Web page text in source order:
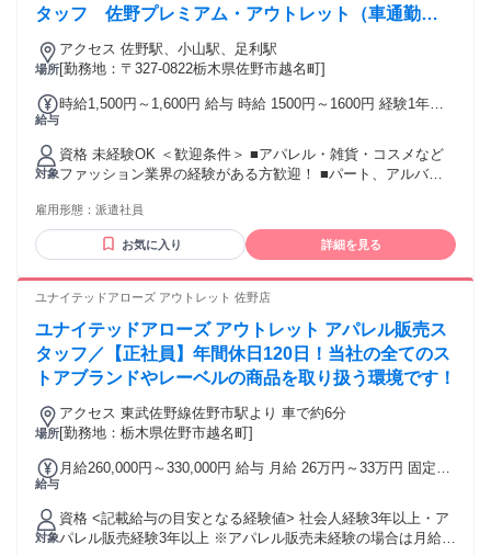
タッフ 佐野プレミアム・アウトレット（車通勤
OK）
場所
アクセス 佐野駅、小山駅、足利駅
[勤務地：〒327-0822栃木県佐野市越名町]
給与
時給1,500円～1,600円 給与 時給 1500円～1600円 経験1年以
就業1年後には必ず1600円に昇給します！ 【キャリア手当10
万円】エントリーした職種の経験が2年以上・フルタイム勤務
可能な方は、全員がキャリア手当の対象となります。なんと
《10万円》を1ヶ月勤務後の給与にて一括支給するスタブリだ
で通勤する場合は、交通費全額支給いたします。 車通勤の場
合は、駐車場無料、ガソリン代一部支給となります。
対象
資格 未経験OK ＜歓迎条件＞ ■アパレル・雑貨・コスメなど
ファッション業界の経験がある方歓迎！ ■パート、アルバイ
など、他業種からの転職も大歓迎です。 【将来的には正社員
も目指せる！】 スタッフブリッジでは、未経験から販売スタ
ッフにチャレンジし、正社員を目指すこともできます！ さら
で、アパレル・ファッション・コスメ業界に初めて挑戦する
雇用形態： 派遣社員
お気に入り 詳細を見る
ユナイテッドアローズ アウトレット 佐野店
ユナイテッドアローズ アウトレット アパレル販売ス
タッフ／【正社員】年間休日120日！当社の全てのス
トアブランドやレーベルの商品を取り扱う環境です！
場所
アクセス 東武佐野線佐野市駅より 車で約6分
[勤務地：栃木県佐野市越名町]
給与
月給260,000円～330,000円 給与 月給 26万円～33万円 固定残
円 みなし残業手当14時間分を含む （時間外労働の有無に関わ
らず、14時間分の時間外手当25,788円～32,732円を支給）
※14時間を越える時間外労働分は割増賃金を別途支給 ※前払
対象
資格 <記載給与の目安となる経験値> 社会人経験3年以上・ア
パレル販売経験3年以上 ※アパレル販売未経験の場合は月給